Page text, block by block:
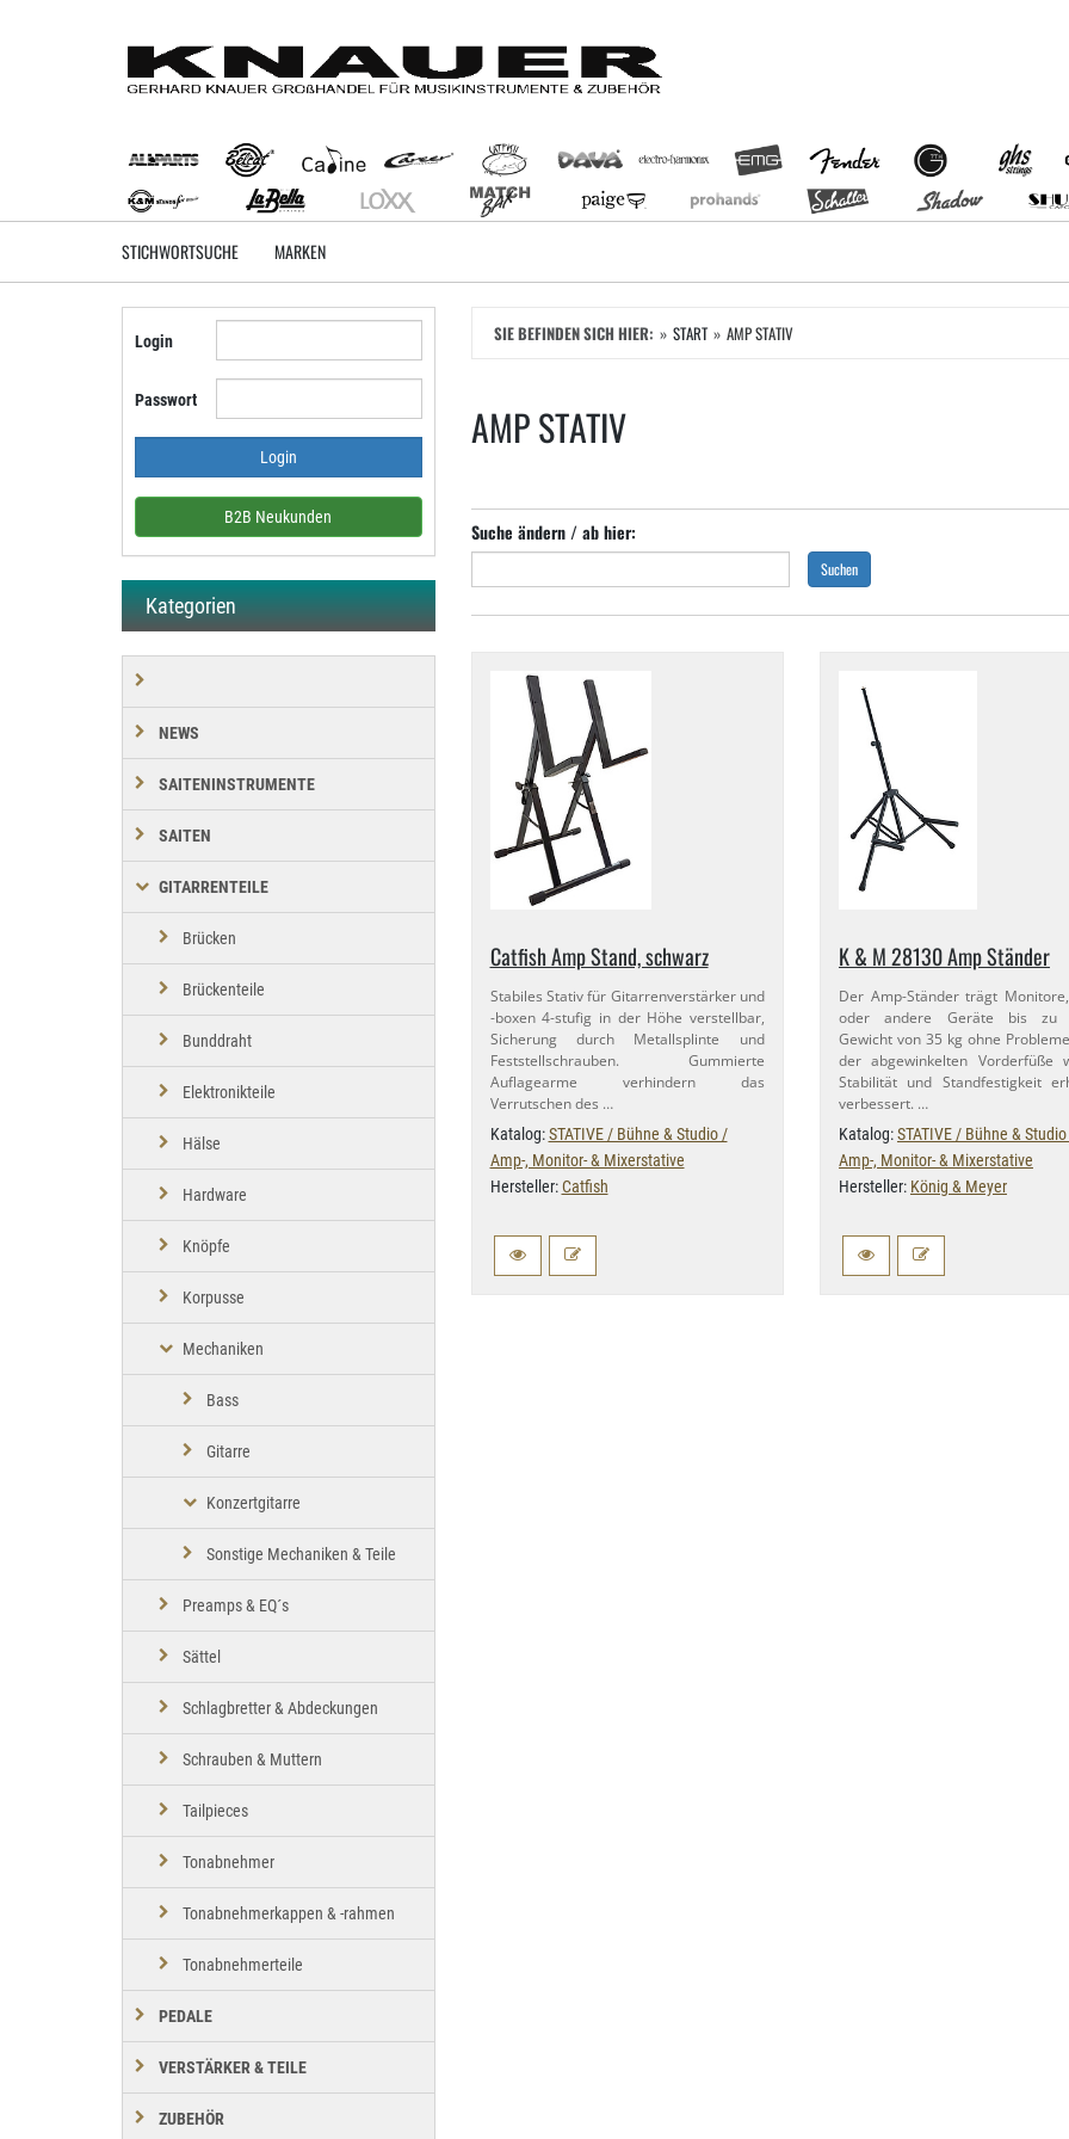
STICHWORTSUCHE MARKEN
SIE BEFINDEN SICH HIER: START AMP STATIV
AMP STATIV
Suche ändern / ab hier:
Suchen
Catfish Amp Stand, schwarz
Stabiles Stativ für Gitarrenverstärker und
-boxen 4-​stufig in der Höhe verstellbar,
Sicherung durch Metallsplinte und
Feststellschrauben. Gummierte
Auflagearme verhindern das
Verrutschen des …
Katalog:STATIVE / Bühne & Studio /
Amp-, Monitor- & Mixerstative
Hersteller:Catfish
K & M 28130 Amp Ständer
Der Amp-​Ständer trägt
oder andere Geräte bis zu
Gewicht von 35 kg ohne
der abgewinkelten Vorderfüße
Stabilität und Standfestigkeit
verbessert. …
Katalog:STATIVE / Bühne &
Amp-, Monitor- & Mixerstative
Hersteller: König & Meyer
Login
Passwort
B2B Neukunden
Kategorien
NEWS
SAITENINSTRUMENTE
SAITEN
GITARRENTEILE
Brücken
Brückenteile
Bunddraht
Elektronikteile
Hälse
Hardware
Knöpfe
Korpusse
Mechaniken
Bass
Gitarre
Konzertgitarre
Sonstige Mechaniken & Teile
Preamps & EQ´s
Sättel
Schlagbretter & Abdeckungen
Schrauben & Muttern
Tailpieces
Tonabnehmer
Tonabnehmerkappen & -rahmen
Tonabnehmerteile
PEDALE
VERSTÄRKER & TEILE
ZUBEHÖR